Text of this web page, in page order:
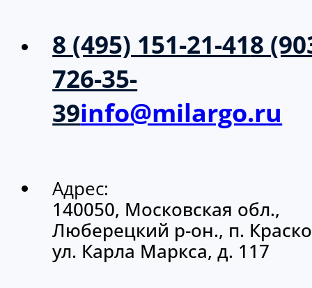
8 (495) 151-21-418
726-35-
39info@milargo.ru
Адрес:
140050, Московская обл.,
Люберецкий р-он., п.
ул. Карла Маркса, д. 117